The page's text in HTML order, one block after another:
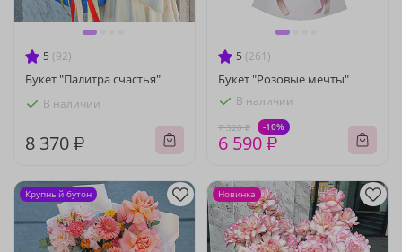
5 (92)
Букет "Палитра счастья"
В наличии
8 370 ₽
5 (261)
Букет "Розовые мечты"
В наличии
7 320 ₽ -10%
6 590 ₽
Крупный бутон Новинка